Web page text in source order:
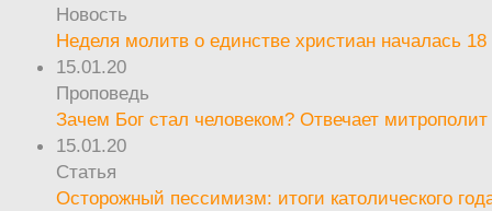
Новость
Неделя молитв о единстве христиан началась 18
15.01.20
Проповедь
Зачем Бог стал человеком? Отвечает
15.01.20
Статья
Осторожный пессимизм: итоги католического